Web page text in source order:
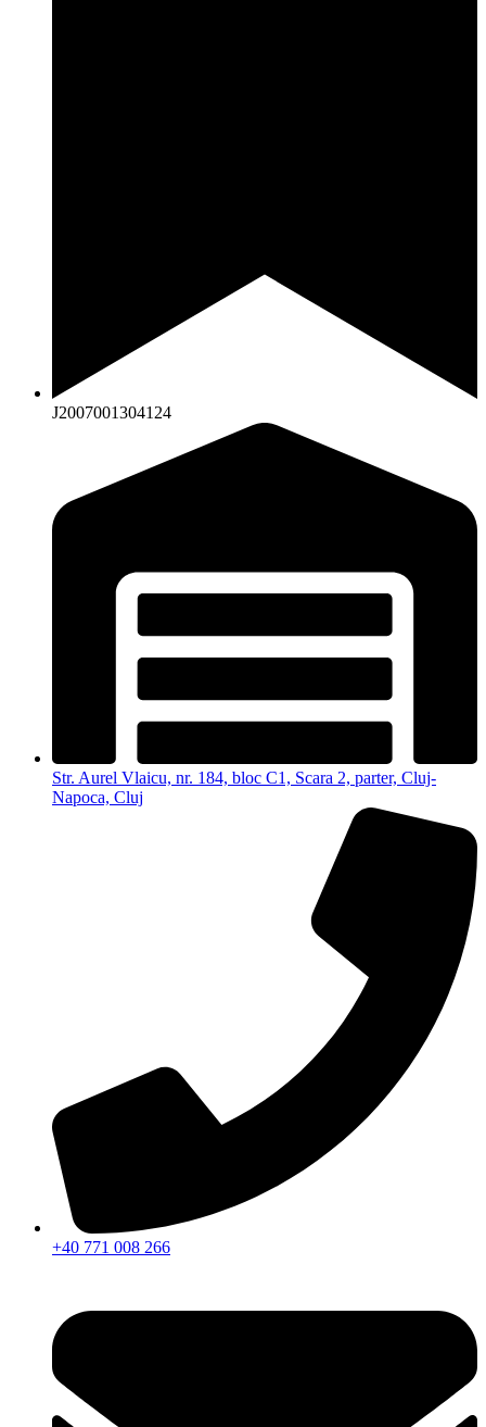
J2007001304124
Str. Aurel Vlaicu, nr. 184, bloc C1, Scara 2, parter, Cluj-
Napoca, Cluj
+40 771 008 266